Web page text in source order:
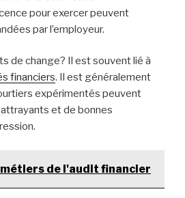
du portefeuille en
exige certaines
incluent des aptitudes de
pour interagir avec leurs clients
compétences mathématiques
financières complexes, évaluer
de l’information et les
des compétences en